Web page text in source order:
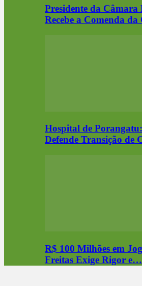
Presidente da
Recebe a Comenda
Hospital de
Defende Transição de
R$ 100 Milhões em
Freitas Exige Rigor e…